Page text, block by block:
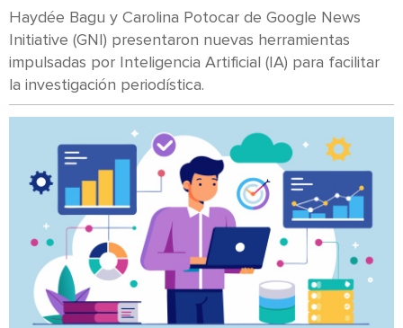
Haydée Bagu y Carolina Potocar de Google News
Initiative (GNI) presentaron nuevas herramientas
impulsadas por Inteligencia Artificial (IA) para facilitar
la investigación periodística.